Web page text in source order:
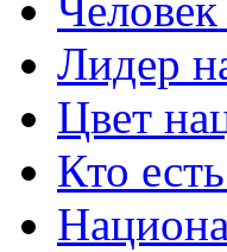
Человек
Лидер
Цвет
Кто